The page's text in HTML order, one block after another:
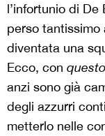
l’infortunio di
perso tantissimo
diventata una
Ecco, con questo
anzi sono già
degli azzurri
metterlo nelle